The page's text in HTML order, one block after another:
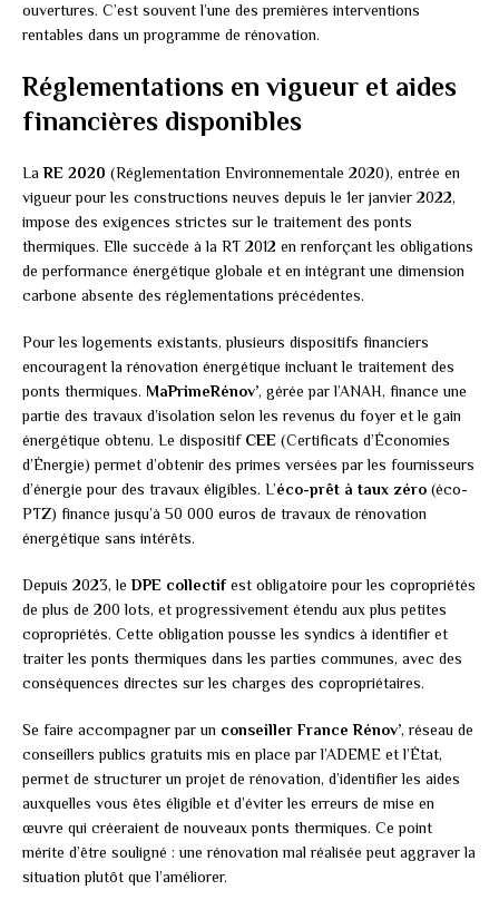
ouvertures. C’est souvent l’une des premières interventions
rentables dans un programme de rénovation.
Réglementations en vigueur et aides
financières disponibles
LaRE 2020 (Réglementation Environnementale 2020), entrée en
vigueur pour les constructions neuves depuis le 1er janvier 2022,
impose des exigences strictes sur le traitement des ponts
thermiques. Elle succède à la RT 2012 en renforçant les obligations
de performance énergétique globale et en intégrant une dimension
carbone absente des réglementations précédentes.
Pour les logements existants, plusieurs dispositifs financiers
encouragent la rénovation énergétique incluant le traitement des
ponts thermiques. MaPrimeRénov’, gérée par l’ANAH, finance une
partie des travaux d’isolation selon les revenus du foyer et le gain
énergétique obtenu. Le dispositif CEE (Certificats d’Économies
d’Énergie) permet d’obtenir des primes versées par les fournisseurs
d’énergie pour des travaux éligibles. L’éco-prêt à taux zéro (éco-
PTZ) finance jusqu’à 50 000 euros de travaux de rénovation
énergétique sans intérêts.
Depuis 2023, le DPE collectifest obligatoire pour les copropriétés
de plus de 200 lots, et progressivement étendu aux plus petites
copropriétés. Cette obligation pousse les syndics à identifier et
traiter les ponts thermiques dans les parties communes, avec des
conséquences directes sur les charges des copropriétaires.
Se faire accompagner par un conseiller France Rénov’, réseau de
conseillers publics gratuits mis en place par l’ADEME et l’État,
permet de structurer un projet de rénovation, d’identifier les aides
auxquelles vous êtes éligible et d’éviter les erreurs de mise en
œuvre qui créeraient de nouveaux ponts thermiques. Ce point
mérite d’être souligné : une rénovation mal réalisée peut aggraver la
situation plutôt que l’améliorer.